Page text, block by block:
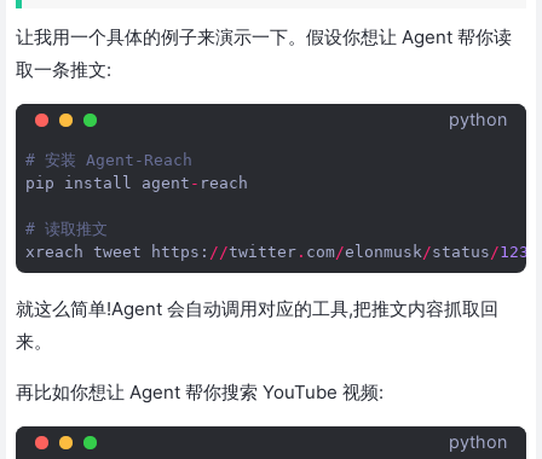
让我用一个具体的例子来演示一下。假设你想让 Agent 帮你读
取一条推文:
python
# 安装 Agent-Reach
pip
install agent - reach
# 读取推文
xreach tweet https : //twitter . com/elonmusk /status /
就这么简单!Agent 会自动调用对应的工具,把推文内容抓取回
来。
再比如你想让 Agent 帮你搜索 YouTube 视频:
python